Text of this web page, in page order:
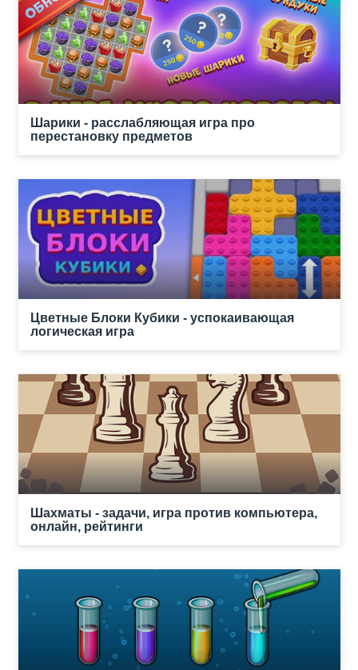
Шарики - расслабляющая игра про
перестановку предметов
Цветные Блоки Кубики - успокаивающая
логическая игра
Шахматы - задачи, игра против компьютера,
онлайн, рейтинги